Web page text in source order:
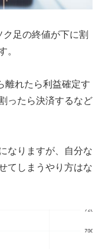
足の終値が下に割
。
離れたら利益確定す
ったら決済するなど
なりますが、自分な
てしまうやり方はな